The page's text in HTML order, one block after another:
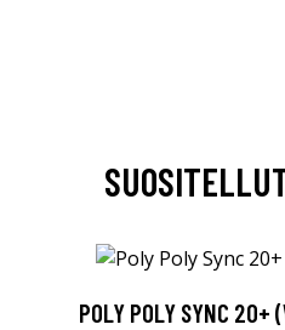
POLY POLY SYNC 20+